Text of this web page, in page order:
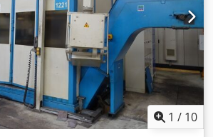
1 / 10